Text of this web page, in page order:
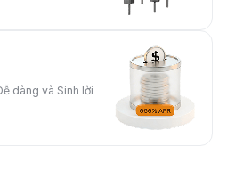
dàng và Sinh lời